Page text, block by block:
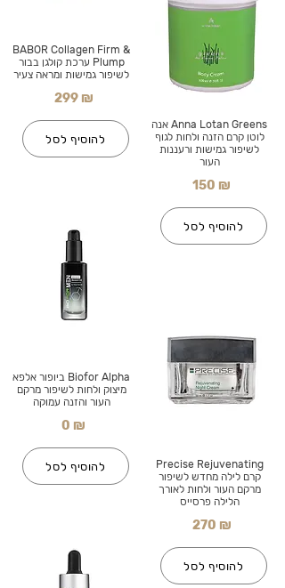
BABOR Collagen Firm &
Plump ערכת קולגן בבור
לשיפור גמישות ומראה צעיר
299 ₪
להוסיף לסל
Biofor Alpha ביופור אלפא
מיצוק ולחות לשיפור מרקם
העור והזנה עמוקה
0 ₪
להוסיף לסל
Anna Lotan Greens אנה
לוטן קרם הזנה ולחות לגוף
לשיפור גמישות ורעננות
העור
150 ₪
להוסיף לסל
Precise Rejuvenating
קרם לילה מחדש לשיפור
מרקם העור ולחות לאורך
הלילה פרסייס
270 ₪
להוסיף לסל